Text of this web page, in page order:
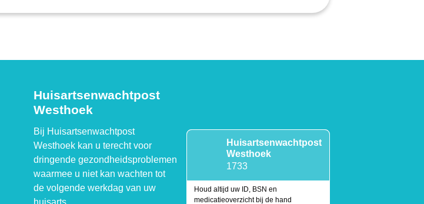
Huisartsenwachtpost
Westhoek
Bij Huisartsenwachtpost
Westhoek kan u terecht voor
dringende gezondheidsproblemen
waarmee u niet kan wachten tot
de volgende werkdag van uw
huisarts.
Huisartsenwachtpost
Westhoek
1733
Houd altijd uw ID, BSN en
medicatieoverzicht bij de hand